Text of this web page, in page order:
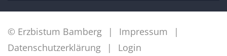
© Erzbistum Bamberg
Impressum
Datenschutzerklärung
Login